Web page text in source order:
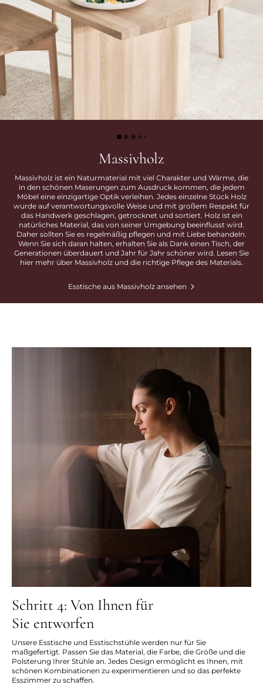
Massivholz
Massivholz ist ein Naturmaterial mit viel Charakter und Wärme, die
in den schönen Maserungen zum Ausdruck kommen, die jedem
Möbel eine einzigartige Optik verleihen. Jedes einzelne Stück Holz
wurde auf verantwortungsvolle Weise und mit großem Respekt für
das Handwerk geschlagen, getrocknet und sortiert. Holz ist ein
natürliches Material, das von seiner Umgebung beeinflusst wird.
Daher sollten Sie es regelmäßig pflegen und mit Liebe behandeln.
Wenn Sie sich daran halten, erhalten Sie als Dank einen Tisch, der
Generationen überdauert und Jahr für Jahr schöner wird. Lesen Sie
hier mehr über Massivholz und die richtige Pflege des Materials.
Esstische aus Massivholz ansehen
Schritt 4: Von Ihnen für
Sie entworfen
Unsere Esstische und Esstischstühle werden nur für Sie
maßgefertigt. Passen Sie das Material, die Farbe, die Größe und die
Polsterung Ihrer Stühle an. Jedes Design ermöglicht es Ihnen, mit
schönen Kombinationen zu experimentieren und so das perfekte
Esszimmer zu schaffen.